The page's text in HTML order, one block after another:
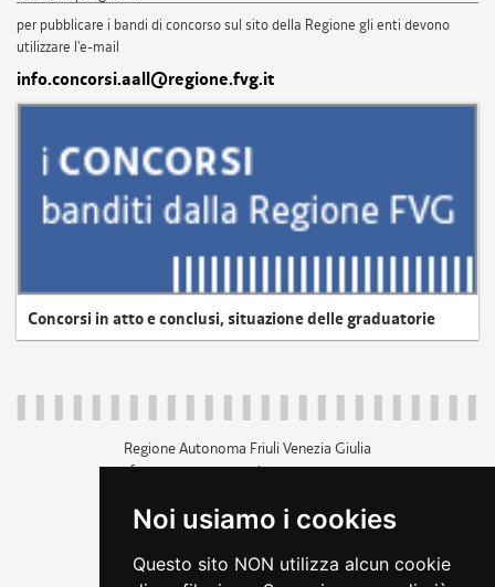
Noi usiamo i cookies
Questo sito NON utilizza alcun cookie
per pubblicare i bandi di concorso sul sito della Regione gli enti devono
utilizzare l'e-mail
info.concorsi.aall@regione.fvg.it
Concorsi in atto e conclusi, situazione delle graduatorie
Regione Autonoma Friuli Venezia Giulia
c.f. 80014930327; p.iva 00526040324
+39 040 3771111